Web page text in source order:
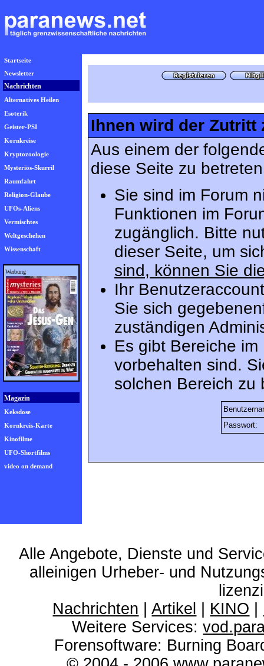
Startseite
Newsletter
Nachrichten
Alternatives Heilen
Esoterik
Geister-PSI
Kornkreise
Kryptozoologie
Mysteriös-Skurril
Raumfahrt
Religion-Glaube
UFOs-Aliens
Vermischtes
Weltgeschehen
Wissenschaft
Werbung
Magazin
Keksdose
Kornkreis-Karte
Kinofilme
UFO-Shortfilms
video on demand
Ihnen wird der Zutritt
Aus einem der
diese Seite zu
Sie sind im Forum
Funktionen im
zugänglich. Bitte
dieser Seite, um
sind, können Sie
Ihr
Sie sich
zuständigen
Es gibt Bereiche
vorbehalten sind.
solchen Bereich zu
Passwort:
Alle Angebote, Dienste und
alleinigen Urheber- und
Nachrichten |Artikel KINO
Weitere Services:
Forensoftware: Burning